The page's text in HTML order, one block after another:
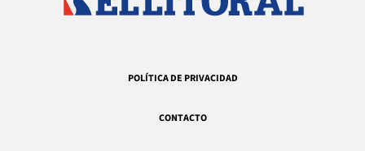
POLÍTICA DE PRIVACIDAD
CONTACTO